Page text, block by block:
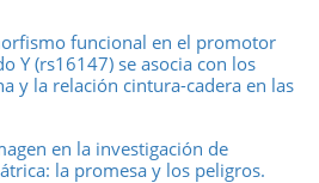
funcional en el promotor
Y (rs16147) se asocia con los
y la relación cintura-cadera en las
en la investigación de
la promesa y los peligros.